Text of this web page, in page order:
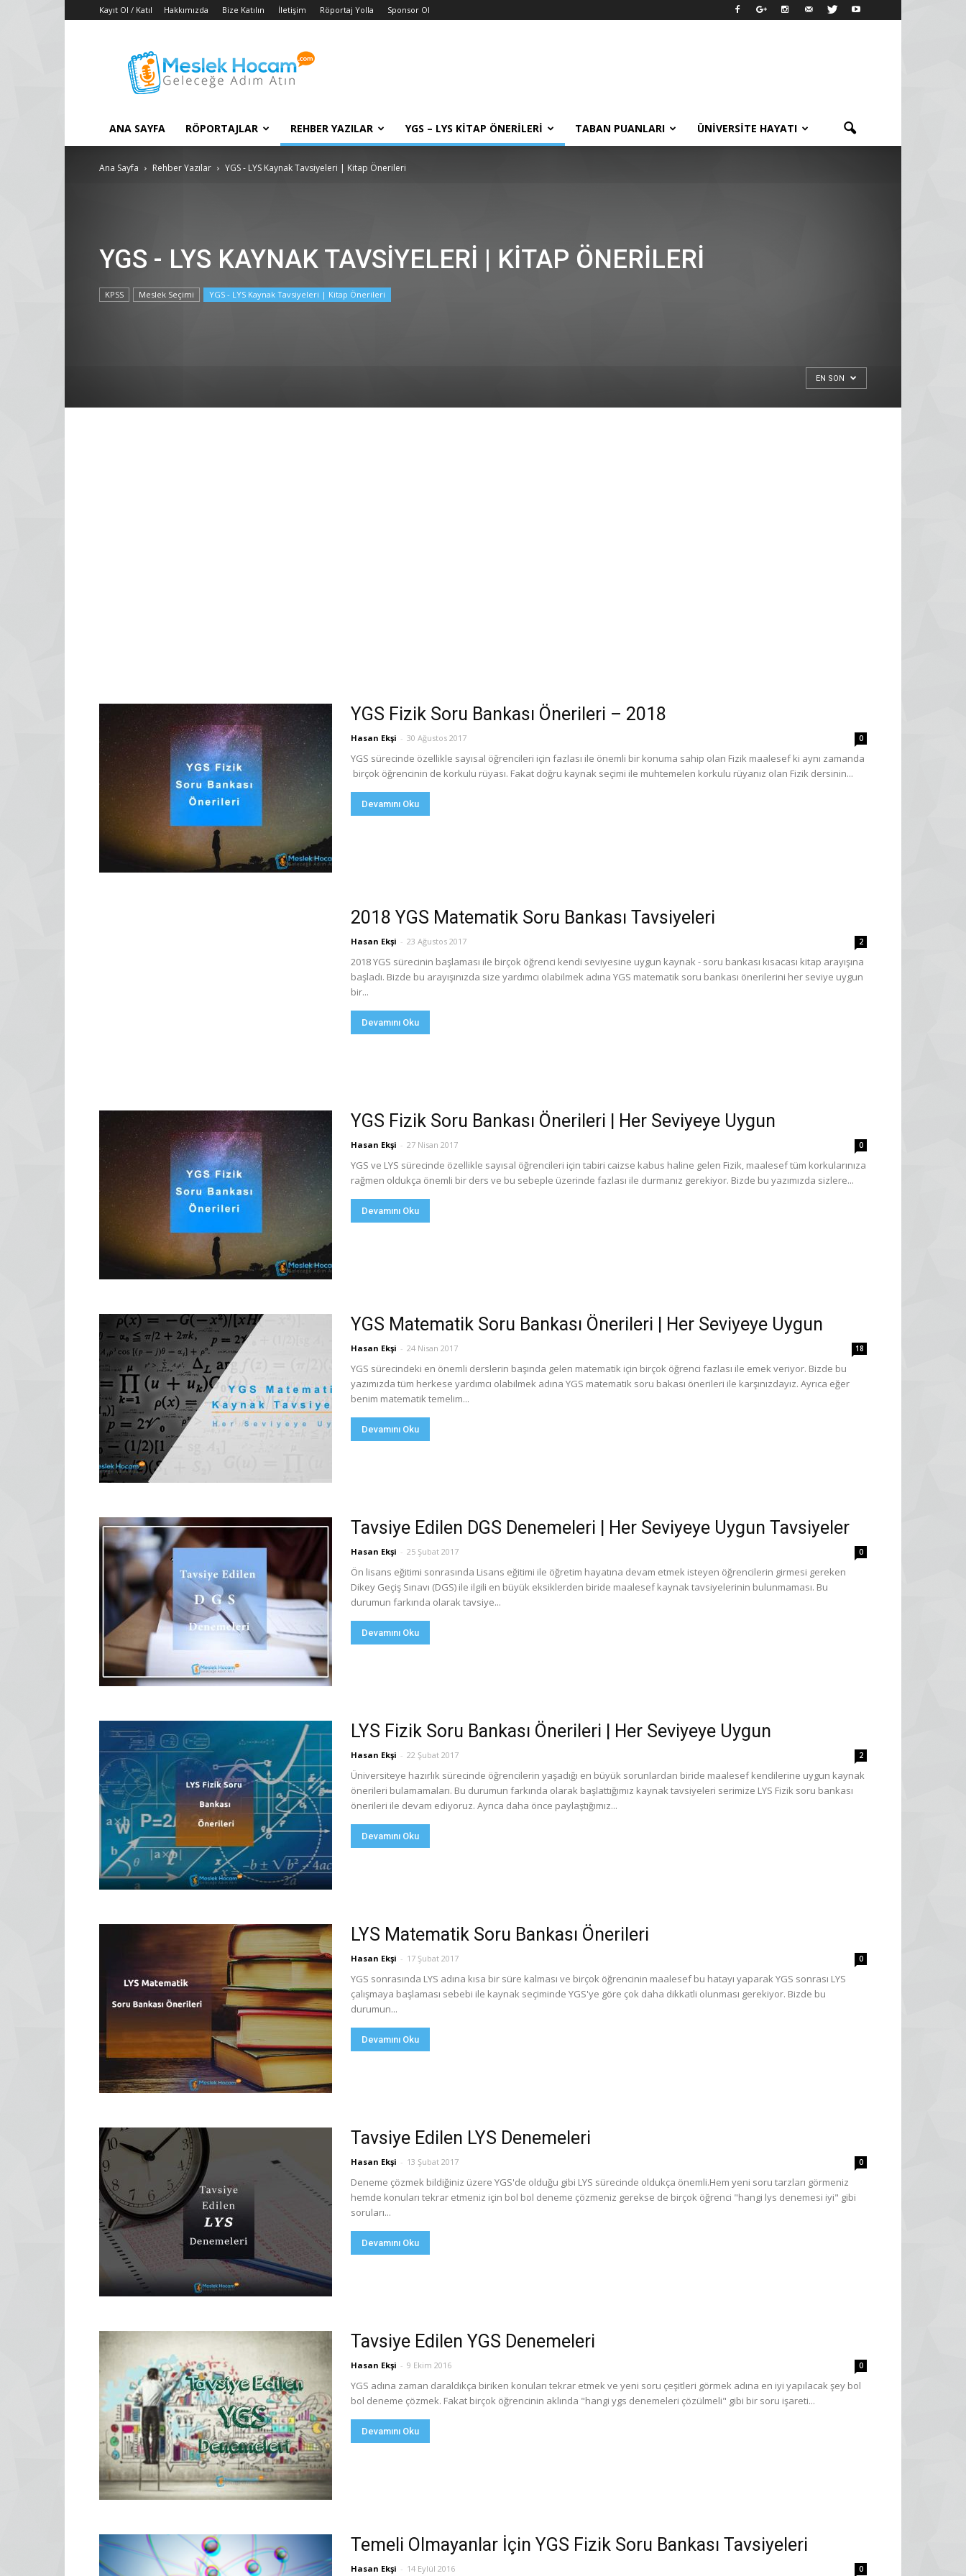
Kayıt Ol / Katıl Hakkımızda Bize Katılın İletişim Röportaj Yolla Sponsor Ol
Puanları
–
2018
–
Konuları
ANA SAYFA RÖPORTAJLAR REHBER YAZILAR YGS – LYS KITAP ÖNERILERI TABAN PUANLARI ÜNIVERSITE HAYATI
Ana Sayfa Rehber Yazılar YGS - LYS Kaynak Tavsiyeleri | Kitap Önerileri
YGS - LYS KAYNAK TAVSIYELERI | KITAP ÖNERILERI
KPSS Meslek Seçimi YGS - LYS Kaynak Tavsiyeleri | Kitap Önerileri
EN SON
YGS Fizik Soru Bankası Önerileri – 2018
Hasan Ekşi - 30 Ağustos 2017 0
YGS sürecinde özellikle sayısal öğrencileri için fazlası ile önemli bir konuma sahip olan Fizik maalesef ki aynı zamanda
birçok öğrencinin de korkulu rüyası. Fakat doğru kaynak seçimi ile muhtemelen korkulu rüyanız olan Fizik dersinin...
Devamını Oku
2018 YGS Matematik Soru Bankası Tavsiyeleri
Hasan Ekşi - 23 Ağustos 2017 2
2018 YGS sürecinin başlaması ile birçok öğrenci kendi seviyesine uygun kaynak - soru bankası kısacası kitap arayışına
başladı. Bizde bu arayışınızda size yardımcı olabilmek adına YGS matematik soru bankası önerilerini her seviye uygun
bir...
Devamını Oku
YGS Fizik Soru Bankası Önerileri | Her Seviyeye Uygun
Hasan Ekşi - 27 Nisan 2017 0
YGS ve LYS sürecinde özellikle sayısal öğrencileri için tabiri caizse kabus haline gelen Fizik, maalesef tüm korkularınıza
rağmen oldukça önemli bir ders ve bu sebeple üzerinde fazlası ile durmanız gerekiyor. Bizde bu yazımızda sizlere...
Devamını Oku
YGS Matematik Soru Bankası Önerileri | Her Seviyeye Uygun
Hasan Ekşi - 24 Nisan 2017 18
YGS sürecindeki en önemli derslerin başında gelen matematik için birçok öğrenci fazlası ile emek veriyor. Bizde bu
yazımızda tüm herkese yardımcı olabilmek adına YGS matematik soru bakası önerileri ile karşınızdayız. Ayrıca eğer
benim matematik temelim...
Devamını Oku
Tavsiye Edilen DGS Denemeleri | Her Seviyeye Uygun Tavsiyeler
Hasan Ekşi - 25 Şubat 2017 0
Ön lisans eğitimi sonrasında Lisans eğitimi ile öğretim hayatına devam etmek isteyen öğrencilerin girmesi gereken
Dikey Geçiş Sınavı (DGS) ile ilgili en büyük eksiklerden biride maalesef kaynak tavsiyelerinin bulunmaması. Bu
durumun farkında olarak tavsiye...
Devamını Oku
LYS Fizik Soru Bankası Önerileri | Her Seviyeye Uygun
Hasan Ekşi - 22 Şubat 2017 2
Üniversiteye hazırlık sürecinde öğrencilerin yaşadığı en büyük sorunlardan biride maalesef kendilerine uygun kaynak
önerileri bulamamaları. Bu durumun farkında olarak başlattığımız kaynak tavsiyeleri serimize LYS Fizik soru bankası
önerileri ile devam ediyoruz. Ayrıca daha önce paylaştığımız...
Devamını Oku
LYS Matematik Soru Bankası Önerileri
Hasan Ekşi - 17 Şubat 2017 0
YGS sonrasında LYS adına kısa bir süre kalması ve birçok öğrencinin maalesef bu hatayı yaparak YGS sonrası LYS
çalışmaya başlaması sebebi ile kaynak seçiminde YGS'ye göre çok daha dikkatli olunması gerekiyor. Bizde bu
durumun...
Devamını Oku
Tavsiye Edilen LYS Denemeleri
Hasan Ekşi - 13 Şubat 2017 0
Deneme çözmek bildiğiniz üzere YGS'de olduğu gibi LYS sürecinde oldukça önemli.Hem yeni soru tarzları görmeniz
hemde konuları tekrar etmeniz için bol bol deneme çözmeniz gerekse de birçok öğrenci "hangi lys denemesi iyi" gibi
soruları...
Devamını Oku
Tavsiye Edilen YGS Denemeleri
Hasan Ekşi - 9 Ekim 2016 0
YGS adına zaman daraldıkça biriken konuları tekrar etmek ve yeni soru çeşitleri görmek adına en iyi yapılacak şey bol
bol deneme çözmek. Fakat birçok öğrencinin aklında "hangi ygs denemeleri çözülmeli" gibi bir soru işareti...
Devamını Oku
Temeli Olmayanlar İçin YGS Fizik Soru Bankası Tavsiyeleri
Hasan Ekşi - 14 Eylül 2016 0